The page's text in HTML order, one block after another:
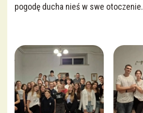
pogodę ducha nieś w swe otoczenie.